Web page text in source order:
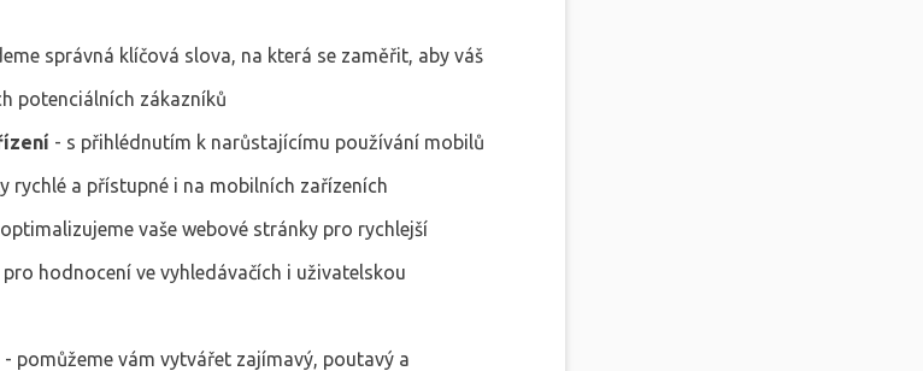
správná klíčová slova, na která se zaměřit, aby váš
potenciálních zákazníků
- s přihlédnutím k narůstajícímu používání mobilů
rychlé a přístupné i na mobilních zařízeních
vaše webové stránky pro rychlejší
hodnocení ve vyhledávačích i uživatelskou
- pomůžeme vám vytvářet zajímavý, poutavý a